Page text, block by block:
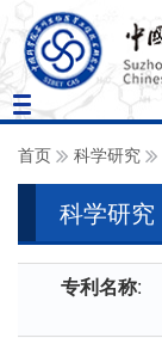
Toggle
navigation
首页 科学研究
科学研究
专利名称: